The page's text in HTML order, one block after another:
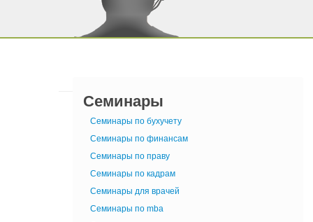
Семинары
Семинары по бухучету
Семинары по финансам
Семинары по праву
Семинары по кадрам
Семинары для врачей
Семинары по mba